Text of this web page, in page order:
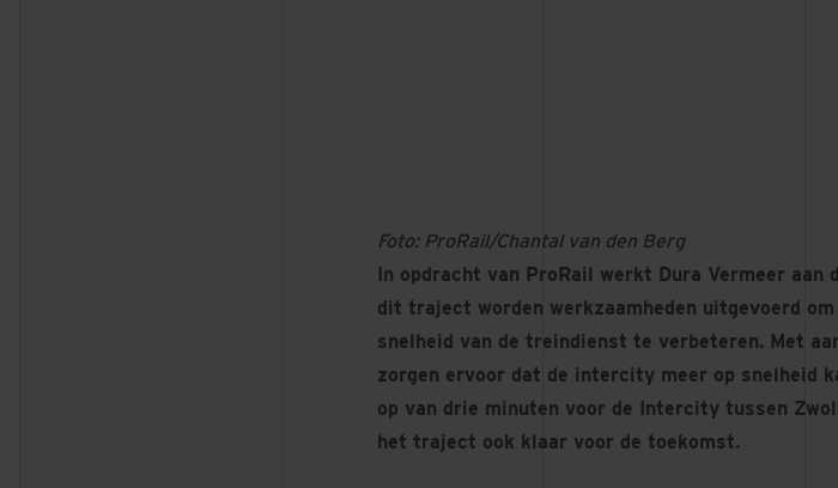
Foto: ProRail/Chantal van den Berg
In opdracht van ProRail werkt Dura Vermeer aan
dit traject worden werkzaamheden uitgevoerd
snelheid van de treindienst te verbeteren. Met
zorgen ervoor dat de intercity meer op snelheid
op van drie minuten voor de Intercity tussen
het traject ook klaar voor de toekomst.